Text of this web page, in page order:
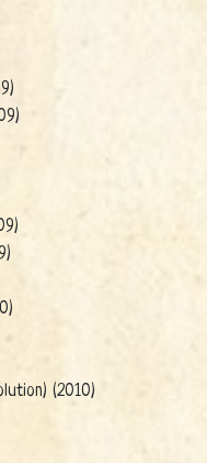
(2010)